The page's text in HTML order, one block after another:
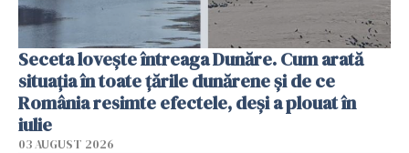
Seceta lovește întreaga Dunăre. Cum arată
situația în toate țările dunărene și de ce
România resimte efectele, deși a plouat în
iulie
03 AUGUST 2026